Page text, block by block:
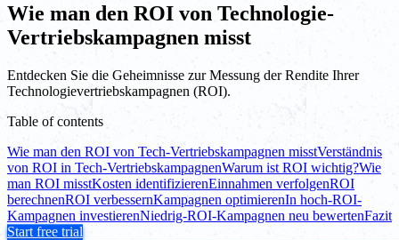
Wie man den ROI von Technologie-
Vertriebskampagnen misst
Entdecken Sie die Geheimnisse zur Messung der Rendite Ihrer
Technologievertriebskampagnen (ROI).
Table of contents
Wie man den ROI von Tech-Vertriebskampagnen misstVerständnis
von ROI in Tech-VertriebskampagnenWarum ist ROI wichtig?Wie
man ROI misstKosten identifizierenEinnahmen verfolgenROI
berechnenROI verbessernKampagnen optimierenIn hoch-ROI-
Kampagnen investierenNiedrig-ROI-Kampagnen neu bewertenFazit
Start free trial